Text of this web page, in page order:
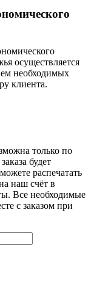
осуществляется
необходимых
клиента.
только по
будет
распечатать
наш счёт в
Все необходимые
с заказом при